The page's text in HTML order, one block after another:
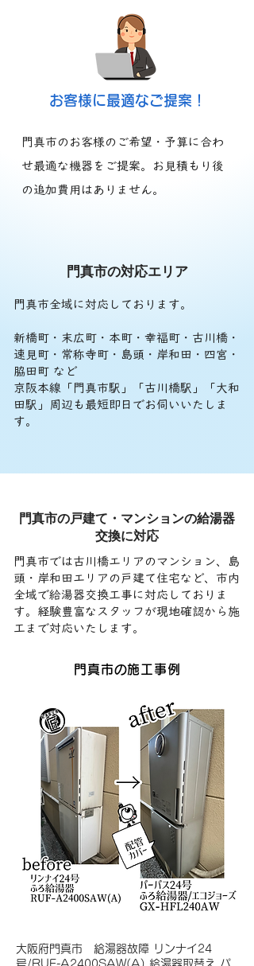
​お客様に最適なご提案！
門真市のお客様のご希望・予算に合わ
せ最適な機器をご提案。お見積もり後
の追加費用はありません。
門真市の対応エリア
門真市全域に対応しております。
新橋町・末広町・本町・幸福町・古川橋・
速見町・常称寺町・島頭・岸和田・四宮・
脇田町 など
京阪本線「門真市駅」「古川橋駅」「大和
田駅」周辺も最短即日でお伺いいたしま
す。
門真市の戸建て・マンションの給湯器
交換に対応
門真市では古川橋エリアのマンション、島
頭・岸和田エリアの戸建て住宅など、市内
全域で給湯器交換工事に対応しておりま
す。経験豊富なスタッフが現地確認から施
工まで対応いたします。
門真市の施工事例
大阪府門真市 給湯器故障 リンナイ24
号/RUF-A2400SAW(A) 給湯器取替え パ